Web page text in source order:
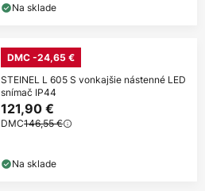
Na sklade
DMC -24,65 €
STEINEL L 605 S vonkajšie nástenné LED
snímač IP44
121,90 €
DMC146,55 €
Na sklade